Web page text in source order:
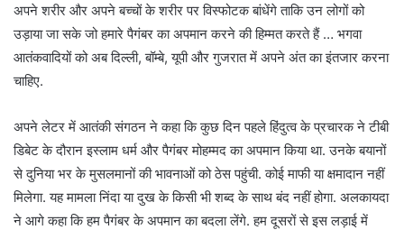
अपने शरीर और अपने बच्चों के शरीर पर विस्फोटक बांधेंगे ताकि उन लोगों को
उड़ाया जा सके जो हमारे पैगंबर का अपमान करने की हिम्मत करते हैं … भगवा
आतंकवादियों को अब दिल्ली, बॉम्बे, यूपी और गुजरात में अपने अंत का इंतजार करना
चाहिए.
अपने लेटर में आतंकी संगठन ने कहा कि कुछ दिन पहले हिंदुत्व के प्रचारक ने टीबी
डिबेट के दौरान इस्लाम धर्म और पैगंबर मोहम्मद का अपमान किया था. उनके बयानों
से दुनिया भर के मुसलमानों की भावनाओं को ठेस पहुंची. कोई माफी या क्षमादान नहीं
मिलेगा. यह मामला निंदा या दुख के किसी भी शब्द के साथ बंद नहीं होगा. अलकायदा
ने आगे कहा कि हम पैगंबर के अपमान का बदला लेंगे. हम दूसरों से इस लड़ाई में